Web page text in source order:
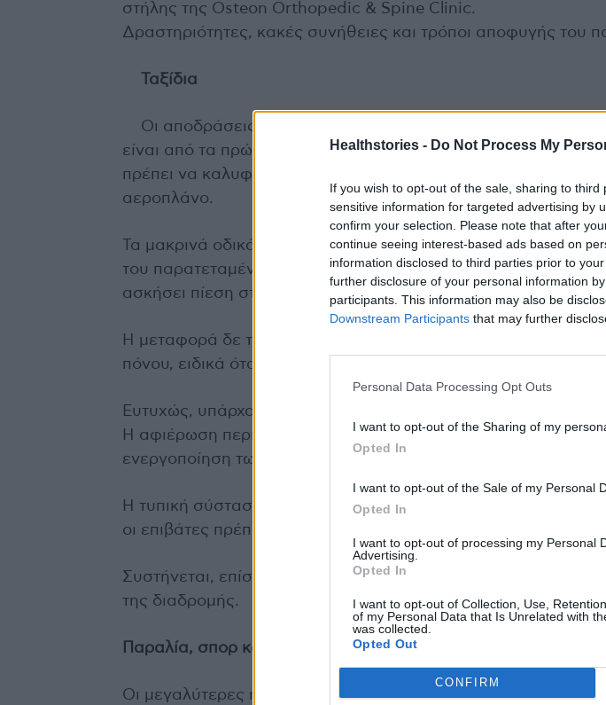
Healthstories - Do Not Process My
If you wish to opt-out of the sale, sharing to
sensitive information for targeted advertising by
confirm your selection. Please note that after
continue seeing interest-based ads based on
information disclosed to third parties prior to
further disclosure of your personal information
participants. This information may also be
Downstream Participants that may further
Personal Data Processing Opt Outs
I want to opt-out of the Sharing of my
Opted In
I want to opt-out of the Sale of my Personal
Opted In
I want to opt-out of processing my Personal
Advertising.
Opted In
I want to opt-out of Collection, Use,
of my Personal Data that Is Unrelated with
was collected.
Opted Out
CONFIRM
στήλης της Osteon Orthopedic & Spine Clinic.
Δραστηριότητες, κακές συνήθειες και τρόποι αποφυγής του
Ταξίδια
Οι αποδράσεις για λίγες ή περισσότερες ημέρες σε
είναι από τα πρώτα σχέδια που γίνονται το καλοκαίρι. Η
πρέπει να καλυφθεί απαιτεί συχνά πολύωρη οδήγηση ή
αεροπλάνο.
Τα μακρινά οδικά και αεροπορικά ταξίδια καταπονούν τη
του παρατεταμένου χρόνου ακινησίας, που μπορεί να
ασκήσει πίεση στους δίσκους της σπονδυλικής στήλης.
Η μεταφορά δε των αποσκευών με μη ασφαλή τρόπο είναι
πόνου, ειδικά όταν προϋπάρχει δισκοκήλη, σπονδυλική
Ευτυχώς, υπάρχουν τρόποι για την πρόληψη του πόνου κατά τη
Η αφιέρωση περισσότερου χρόνου, που θα επιτρέψει τακτικές
ενεργοποίηση των μυών, μπορεί να αποτρέψει τα περιστατικά
Η τυπική σύσταση είναι μια 15λεπτη στάση ανά δίωρο περίπου.
οι επιβάτες πρέπει να σηκώνονται τακτικά και να περπατούν
Συστήνεται, επίσης, η χρήση μαξιλαριού για στήριξη της
της διαδρομής.
Παραλία, σπορ και διασκέδαση
Οι μεγαλύτερες ημέρες και η ζέστη ευνοούν τη χαλάρωση